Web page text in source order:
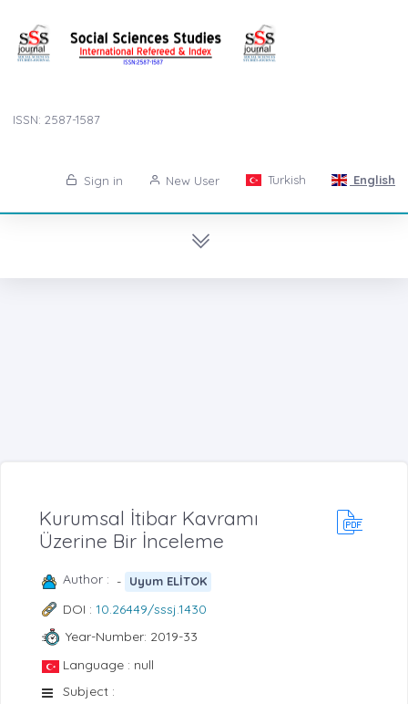
ISSN: 2587-1587
Sign in New User Turkish English
Kurumsal İtibar Kavramı
Üzerine Bir İnceleme
Author : - Uyum ELİTOK
DOI : 10.26449/sssj.1430
Year-Number: 2019-33
Language : null
Subject :